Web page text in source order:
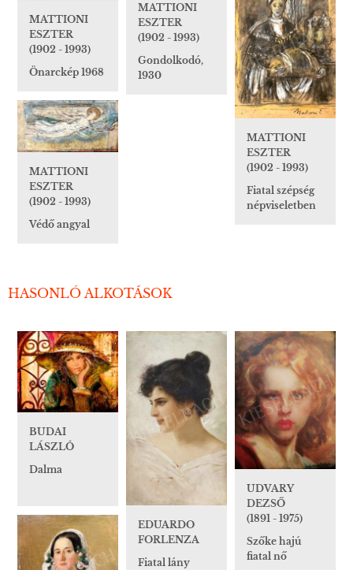
MATTIONI
ESZTER
(1902 - 1993)
Önarckép 1968
MATTIONI
ESZTER
(1902 - 1993)
Gondolkodó,
1930
MATTIONI
ESZTER
(1902 - 1993)
Fiatal szépség
népviseletben
MATTIONI
ESZTER
(1902 - 1993)
Védő angyal
HASONLÓ ALKOTÁSOK
BUDAI
LÁSZLÓ
Dalma
EDUARDO
FORLENZA
Fiatal lány
UDVARY
DEZSŐ
(1891 - 1975)
Szőke hajú
fiatal nő